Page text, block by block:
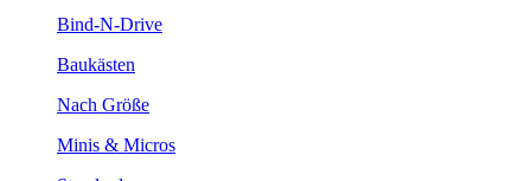
Bind-N-Drive
Baukästen
Nach Größe
Minis & Micros